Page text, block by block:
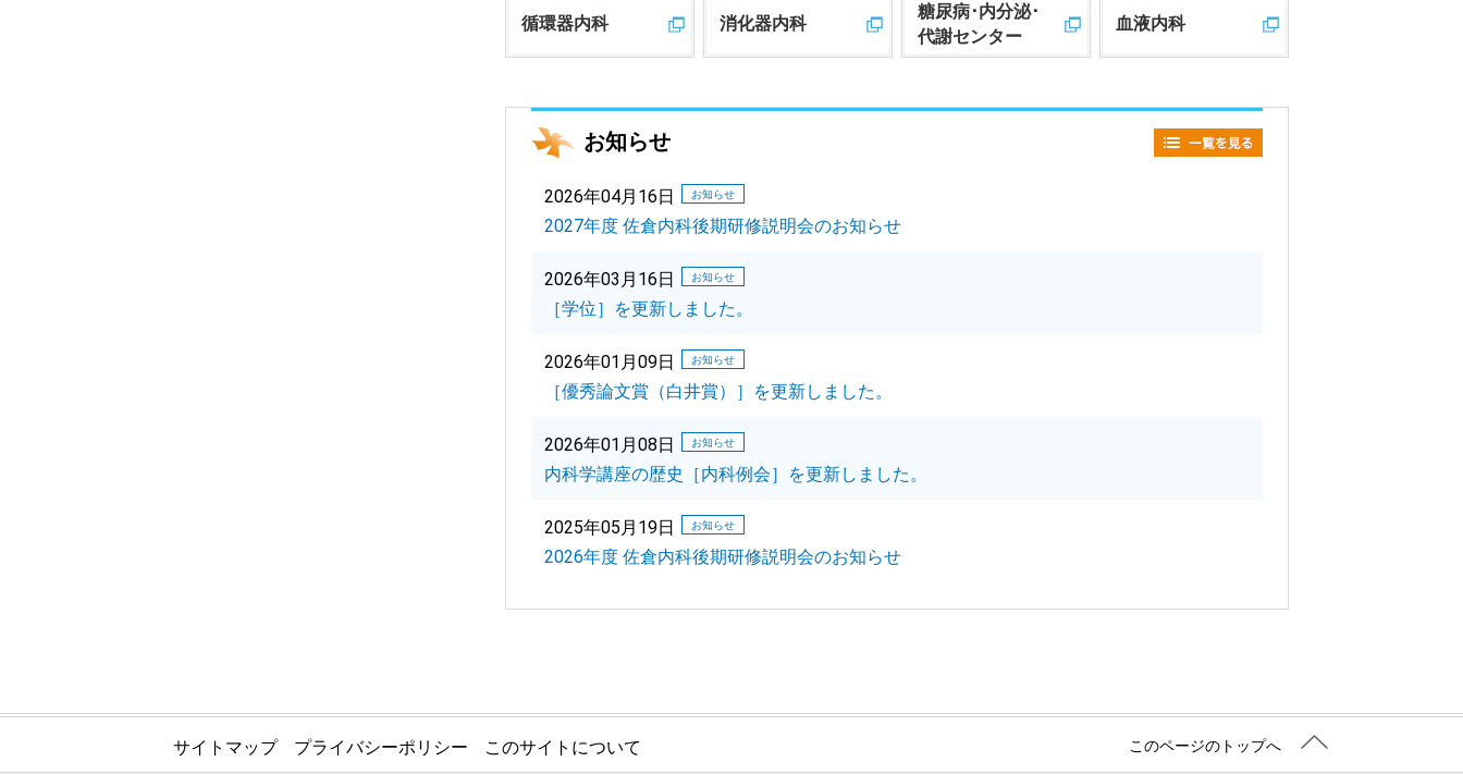
循環器内科 消化器内科
糖尿病･内分泌･
代謝センター
血液内科
お知らせ
2026年04月16日 お知らせ
2027年度 佐倉内科後期研修説明会のお知らせ
2026年03月16日 お知らせ
［学位］を更新しました。
2026年01月09日 お知らせ
［優秀論文賞（白井賞）］を更新しました。
2026年01月08日 お知らせ
内科学講座の歴史［内科例会］を更新しました。
2025年05月19日 お知らせ
2026年度 佐倉内科後期研修説明会のお知らせ
このページのトップへ
サイトマップ プライバシーポリシー このサイトについて